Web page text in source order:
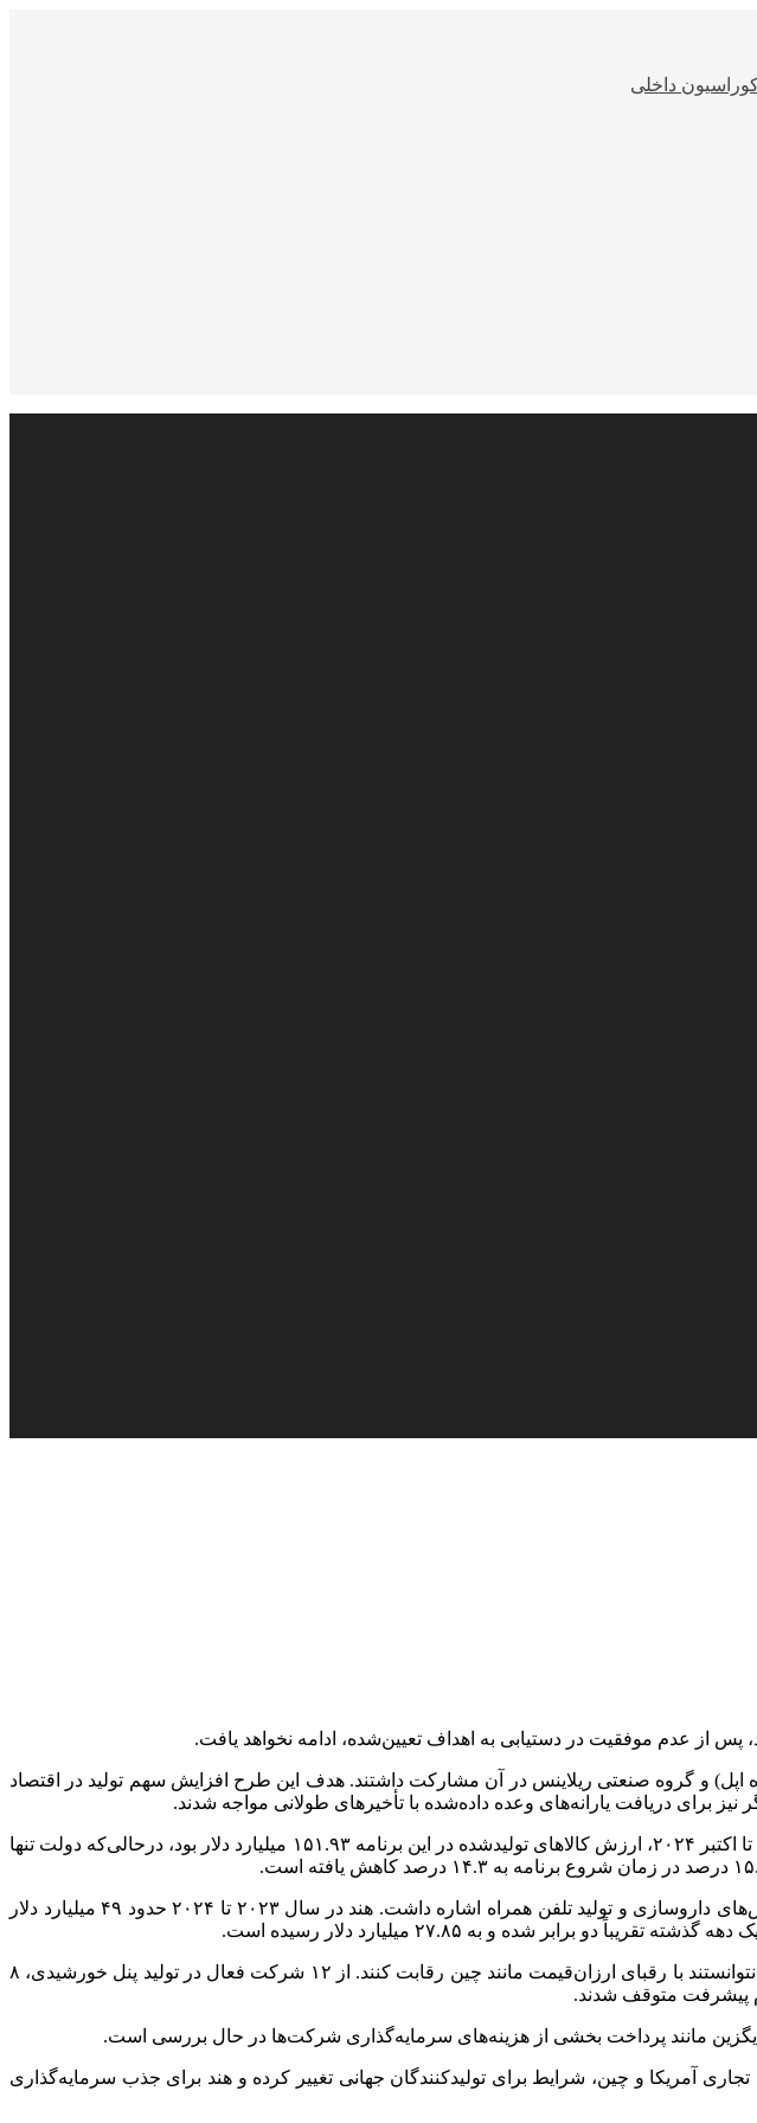
داخلی
از عدم موفقیت در دستیابی به اهداف تعیین‌شده، ادامه نخواهد یافت.
ریلاینس در آن مشارکت داشتند. هدف این طرح افزایش سهم تولید در اقتصاد
عملکرد ضعیف طرح در این حوزه‌ها رخ داده است: شرکت‌ها تنها ۳۷ درصد از هدف تعیین‌شده را محقق کردند. تا اکتبر ۲۰۲۴، ارزش کالاهای تولیدشده در این برنامه ۱۵۱.۹۳ میلیارد دلار بود، درحالی‌که دولت تنها
موفقیت‌های محدودی هم در این طرح حاصل شده است که از آن جمله می‌توان به نتایج قابل‌توجه آن در بخش‌های داروسازی و تولید تلفن همراه اشاره داشت. هند در سال ۲۰۲۳ تا ۲۰۲۴ حدود ۴۹ میلیارد دلار
چالش‌های عمده در مسیر اجرای این طرح نیز از این قرار بوده‌اند: صنایع فولاد، منسوجات و انرژی خورشیدی نتوانستند با رقبای ارزان‌قیمت مانند چین رقابت کنند. از ۱۲ شرکت فعال در تولید پنل خورشیدی، ۸
مانند پرداخت بخشی از هزینه‌های سرمایه‌گذاری شرکت‌ها در حال بررسی است.
آمریکا و چین، شرایط برای تولیدکنندگان جهانی تغییر کرده و هند برای جذب سرمایه‌گذاری